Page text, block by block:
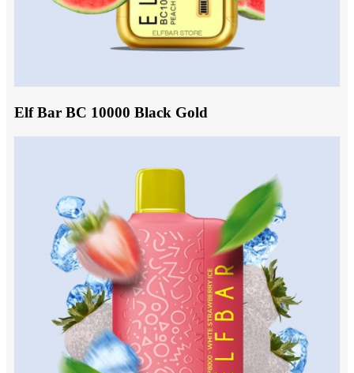
Elf Bar BC 10000 Black Gold